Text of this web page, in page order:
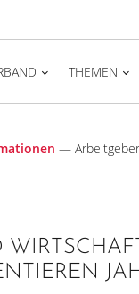
THEMEN
—